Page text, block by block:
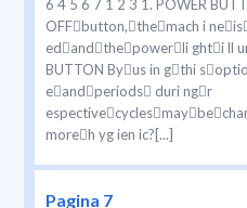
6 4 5 6 7 1 2 3 1. POWER
OFFbutton,themach i
edandthepowerli ghti ll
BUTTON Byus in gthi
eandperiods duri ngr
moreh yg ien ic?[...]
Pagina 7